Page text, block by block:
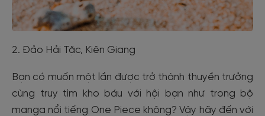
2. Đảo Hải Tặc, Kiên Giang
Bạn có muốn một lần được trở thành thuyền trưởng
cùng truy tìm kho báu với hội bạn như trong bộ
manga nổi tiếng One Piece không? Vậy hãy đến với